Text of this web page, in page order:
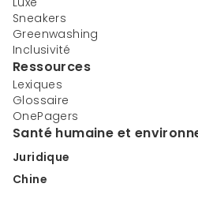
Sneakers
Greenwashing
Inclusivité
Ressources
Lexiques
Glossaire
OnePagers
Santé humaine et
Juridique
Chine